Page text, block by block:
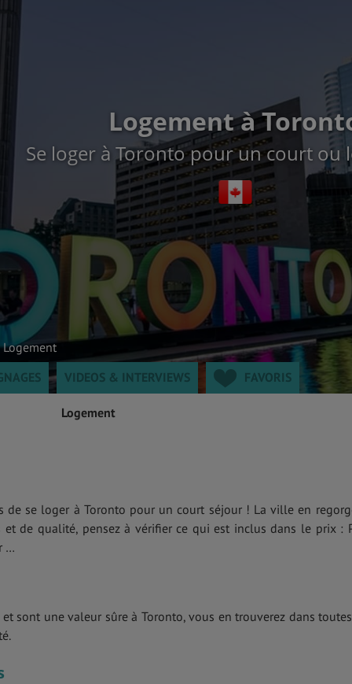
Logement à
Se loger à Toronto pour un court ou
Logement
VIDEOS & INTERVIEWS FAVORIS
Logement
de se loger à Toronto pour un court séjour ! La ville en
de qualité, pensez à vérifier ce qui est inclus dans le prix :
…
sont une valeur sûre à Toronto, vous en trouverez dans